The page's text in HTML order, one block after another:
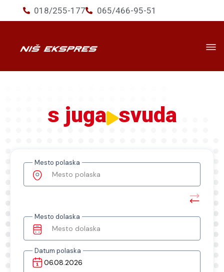
018/255-177 065/466-95-51
Novosti
s juga svuda
Mesto polaska
Mesto polaska
Mesto dolaska
Mesto dolaska
Datum polaska